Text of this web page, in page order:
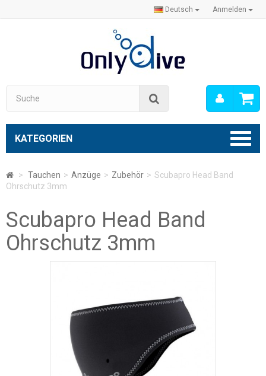
Anmelden
Deutsch
Mein
Konto
KATEGORIEN
> Tauchen > Anzüge > Zubehör > Scubapro Head Band
Ohrschutz 3mm
Scubapro Head Band
Ohrschutz 3mm